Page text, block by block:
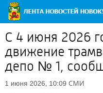
С 4 июня 2026
движение
депо № 1,
1 июня 2026, 10:09 СМИ